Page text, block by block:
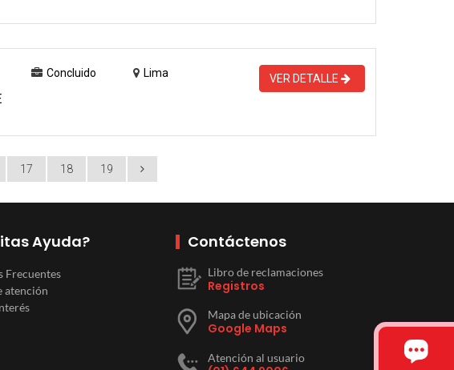
Concluido Lima VER DETALLE
17 18 19
Ayuda?
Frecuentes
atención
Contáctenos
Libro de reclamaciones
Registros
Mapa de ubicación
Google Maps
Atención al usuario